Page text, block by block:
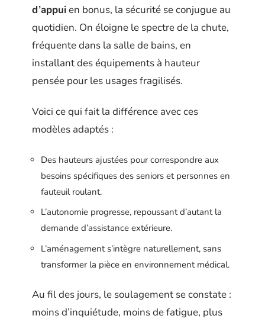
d’appuien bonus, la sécurité se conjugue au
quotidien. On éloigne le spectre de la chute,
fréquente dans la salle de bains, en
installant des équipements à hauteur
pensée pour les usages fragilisés.
Voici ce qui fait la différence avec ces
modèles adaptés :
Des hauteurs ajustées pour correspondre aux
besoins spécifiques des seniors et personnes en
fauteuil roulant.
L’autonomie progresse, repoussant d’autant la
demande d’assistance extérieure.
L’aménagement s’intègre naturellement, sans
transformer la pièce en environnement médical.
Au fil des jours, le soulagement se constate :
moins d’inquiétude, moins de fatigue, plus